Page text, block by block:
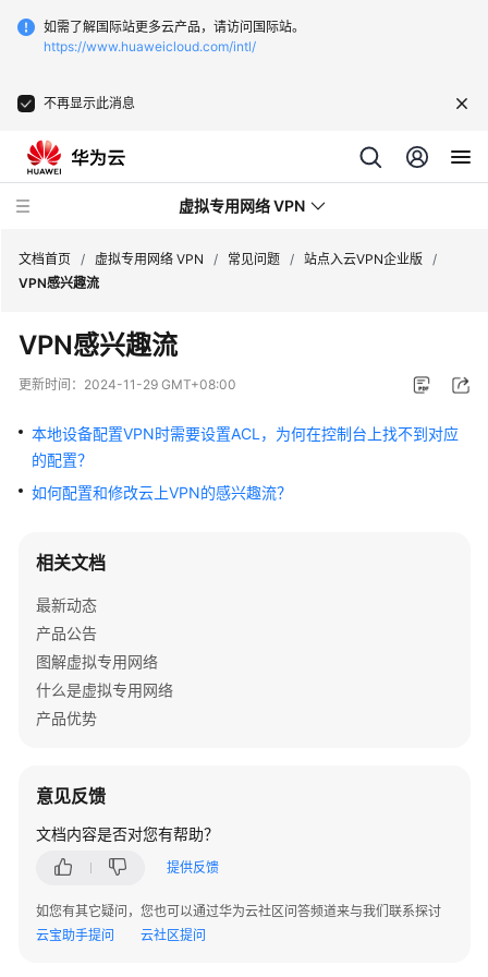
如需了解国际站更多云产品，请访问国际站。
https://www.huaweicloud.com/intl/
不再显示此消息
虚拟专用网络 VPN
新
动
服
务
公
产
品
绍
计
费
速
用
文档首页 / 虚拟专用网络 VPN / 常见问题 / 站点入云VPN企业版
/
VPN感兴趣流
VPN感兴趣流
更新时间： 2024-11-29 GMT+08:00
本地设备配置VPN时需要设置ACL，为何在控制台上找不到对应
的配置？
如何配置和修改云上VPN的感兴趣流？
相关文档
最新动态
产品公告
图解虚拟专用网络
什么是虚拟专用网络
产品优势
意见反馈
文档内容是否对您有帮助？
提供反馈
如您有其它疑问，您也可以通过华为云社区问答频道来与我们联系探讨
云宝助手提问
云社区提问